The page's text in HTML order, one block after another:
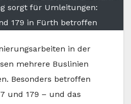
sorgt für Umleitungen:
179 in Fürth betroffen
in der
mehrere Buslinien
Besonders betroffen
und 179 – und das